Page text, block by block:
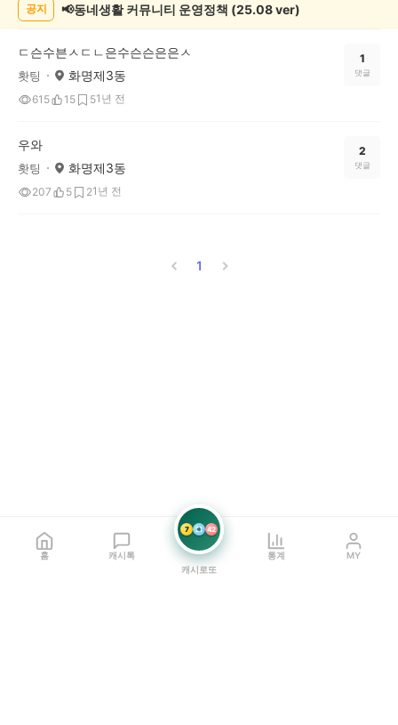
시
공지 📢동네생활 커뮤니티 운영정책 (25.08 ver)
ㄷ슨수븐ㅅㄷㄴ은수슨슨은은ㅅ
홧팅 화명제3동
615 15 51년 전
1
댓글
우와
홧팅 화명제3동
207 5 21년 전
2
댓글
1
홈 캐시톡
7 21 42
캐시로또
통계 MY